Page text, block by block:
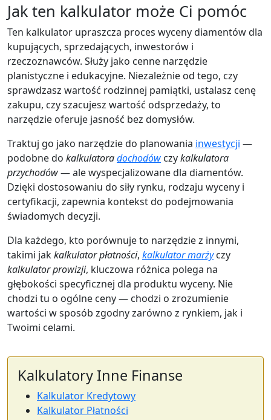
Jak ten kalkulator może Ci pomóc
Ten kalkulator upraszcza proces wyceny diamentów dla
kupujących, sprzedających, inwestorów i
rzeczoznawców. Służy jako cenne narzędzie
planistyczne i edukacyjne. Niezależnie od tego, czy
sprawdzasz wartość rodzinnej pamiątki, ustalasz cenę
zakupu, czy szacujesz wartość odsprzedaży, to
narzędzie oferuje jasność bez domysłów.
Traktuj go jako narzędzie do planowania inwestycji —
podobne do kalkulatoradochodów czykalkulatora
przychodów— ale wyspecjalizowane dla diamentów.
Dzięki dostosowaniu do siły rynku, rodzaju wyceny i
certyfikacji, zapewnia kontekst do podejmowania
świadomych decyzji.
Dla każdego, kto porównuje to narzędzie z innymi,
takimi jakkalkulator płatności, kalkulator marżyczy
kalkulator prowizji, kluczowa różnica polega na
głębokości specyficznej dla produktu wyceny. Nie
chodzi tu o ogólne ceny — chodzi o zrozumienie
wartości w sposób zgodny zarówno z rynkiem, jak i
Twoimi celami.
Kalkulatory Inne Finanse
Kalkulator Kredytowy
Kalkulator Płatności